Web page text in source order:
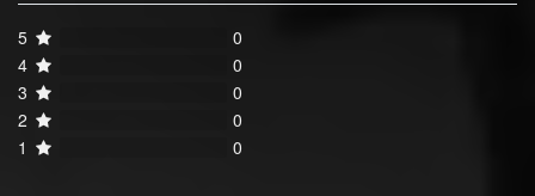
5
0
4
0
3
0
2
0
1
0